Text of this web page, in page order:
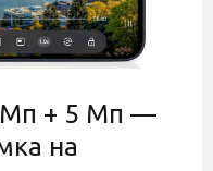
(Global)
версия (UA-
Мп + 5 Мп —
на